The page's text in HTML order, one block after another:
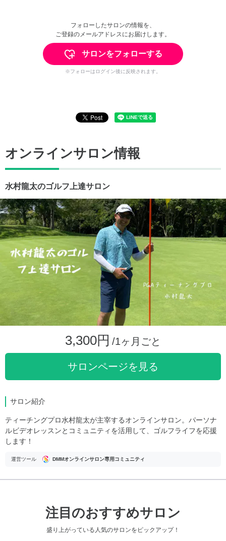
フォローしたサロンの情報を、
ご登録のメールアドレスにお届けします。
サロンをフォローする
※フォローはログイン後に反映されます。
オンラインサロン情報
水村龍太のゴルフ上達サロン
3,300円 /1ヶ月ごと
サロンページを見る
サロン紹介
ティーチングプロ水村龍太が主宰するオンラインサロン。パーソナ
ルビデオレッスンとコミュニティを活用して、ゴルフライフを応援
します！
運営ツール DMMオンラインサロン専用コミュニティ
注目のおすすめサロン
盛り上がっている人気のサロンをピックアップ！